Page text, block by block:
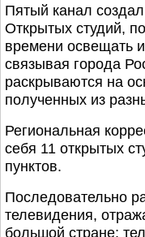
Пятый канал
Открытых студий,
времени освещать
связывая города
раскрываются на
полученных из
Региональная
себя 11 открытых
пунктов.
Последовательно
телевидения,
большой стране;